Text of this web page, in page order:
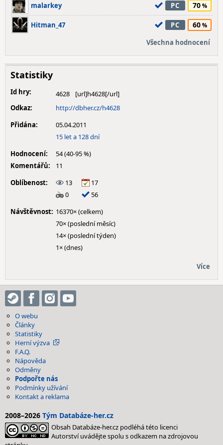
malarkey PC 70
Hitman_47 PC 60
Všechna hodnocení
Statistiky
Id hry:
4628
Odkaz:
http://dbher.cz/h4628
Přidána:
05.04.2011
15 let a 128 dní
Hodnocení:
54 (40-95 %)
Komentářů:
11
Oblíbenost:
13
17
0
56
Návštěvnost: 16370× (celkem)
70× (poslední měsíc)
14× (poslední týden)
1× (dnes)
Více
O webu
Články
Statistiky
Herní výzva
F.A.Q.
Nápověda
Odměny
Podpořte nás
Podmínky užívání
Kontakt a reklama
2008–2026 Tým Databáze-her.cz
Obsah Databáze-her.cz podléhá této licenci
Autorství uvádějte spolu s odkazem na zdrojovou